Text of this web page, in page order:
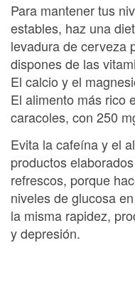
Para mantener tus
estables, haz una
levadura de cerveza
dispones de las
El calcio y el
El alimento más rico
caracoles, con 250
Evita la cafeína y el
productos
refrescos, porque
niveles de glucosa
la misma rapidez,
y depresión.